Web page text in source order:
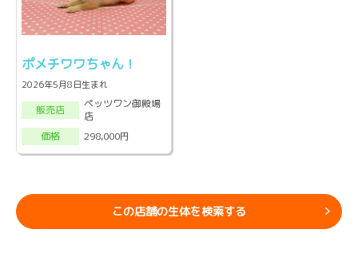
ポメチワワちゃん！
2026年5月8日生まれ
販売店
ペッツワン御殿場
店
価格
298,000円
この店舗の生体を検索する